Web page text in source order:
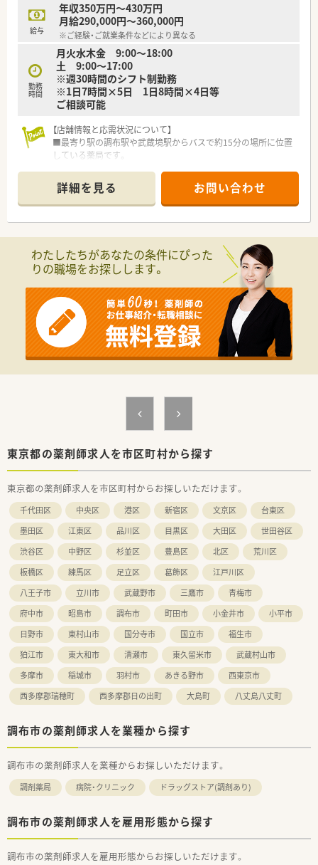
給与
年収350万円～430万円
月給290,000円～360,000円
※ご経験・ご就業条件などにより異なる
勤務
時間
月火水木金 9:00～18:00
土 9:00～17:00
※週30時間のシフト制勤務
※1日7時間×5日 1日8時間×4日等
ご相談可能
【店舗情報と応需状況について】
■最寄り駅の調布駅や武蔵境駅からバスで約15分の場所に位置
している薬局です。
■処方箋は1日平均90枚から100枚で、薬剤師は常時5名から6名
体制で対応します。
【こんな方が活躍中】
■平均勤続年数は10年と長く、安定した環境で長期的に勤務さ
れている方が多いです。
■男性社員の育児休暇取得実績も複数あり、性別に関わらず活躍
できる職場環境です。
【こんな取り組みをしています】
■定期的にメーカーの講師を招いた研修会を開催し、最新の医薬
品知識を学べます。
■教育チームが主体となったOJT研修があり、着実にスキルを身
につけられる体制です。
症対策を徹底しています。
詳細を見る お問い合わせ
わたしたちがあなたの条件にぴった
りの職場をお探しします。
東京都の薬剤師求人を市区町村から探す
東京都の薬剤師求人を市区町村からお探しいただけます。
千代田区 中央区 港区 新宿区 文京区
台東区
墨田区
江東区 品川区 目黒区 大田区
世田谷区
渋谷区
中野区 杉並区 豊島区 北区
荒川区
板橋区
練馬区 足立区 葛飾区
江戸川区
八王子市
立川市 武蔵野市 三鷹市
青梅市
府中市
昭島市 調布市 町田市 小金井市
小平市
日野市
東村山市 国分寺市 国立市
福生市
狛江市
東大和市 清瀬市 東久留米市
武蔵村山市
多摩市
稲城市 羽村市 あきる野市
西東京市
西多摩郡瑞穂町
西多摩郡日の出町 大島町 八丈島八丈町
調布市の薬剤師求人を業種から探す
調布市の薬剤師求人を業種からお探しいただけます。
調剤薬局 病院・クリニック ドラッグストア(調剤あり)
調布市の薬剤師求人を雇用形態から探す
調布市の薬剤師求人を雇用形態からお探しいただけます。